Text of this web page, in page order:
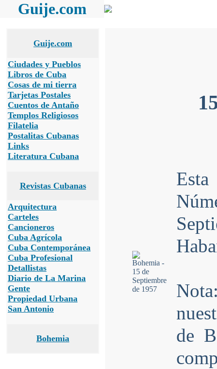
Guije.com
Guije.com
Ciudades y Pueblos
Libros de Cuba
Cosas de mi tierra
Tarjetas Postales
Cuentos de Antaño
Templos Religiosos
Filatelia
Postalitas Cubanas
Links
Literatura Cubana
Revistas Cubanas
Arquitectura
Carteles
Cancioneros
Cuba Agrícola
Cuba Contemporánea
Cuba Profesional
Detallistas
Diario de La Marina
Gente
Propiedad Urbana
San Antonio
Bohemia
de